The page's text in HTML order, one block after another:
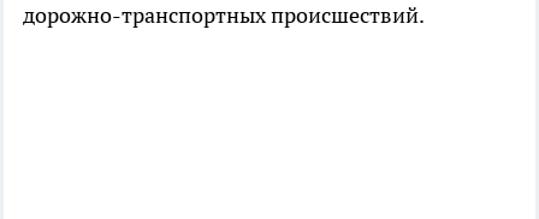
дорожно-транспортных происшествий.